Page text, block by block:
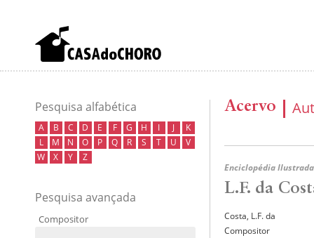
Pesquisa alfabética
A B C D E F G H I J
K
L
M N O P Q R S T U
V
W
X Y Z
Pesquisa avançada
Compositor
Acervo
Enciclopédia Ilustrada
L.F. da
Costa, L.F. da
Compositor